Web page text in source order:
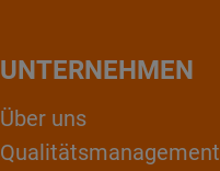
UNTERNEHMEN
Über uns
Qualitätsmanagement